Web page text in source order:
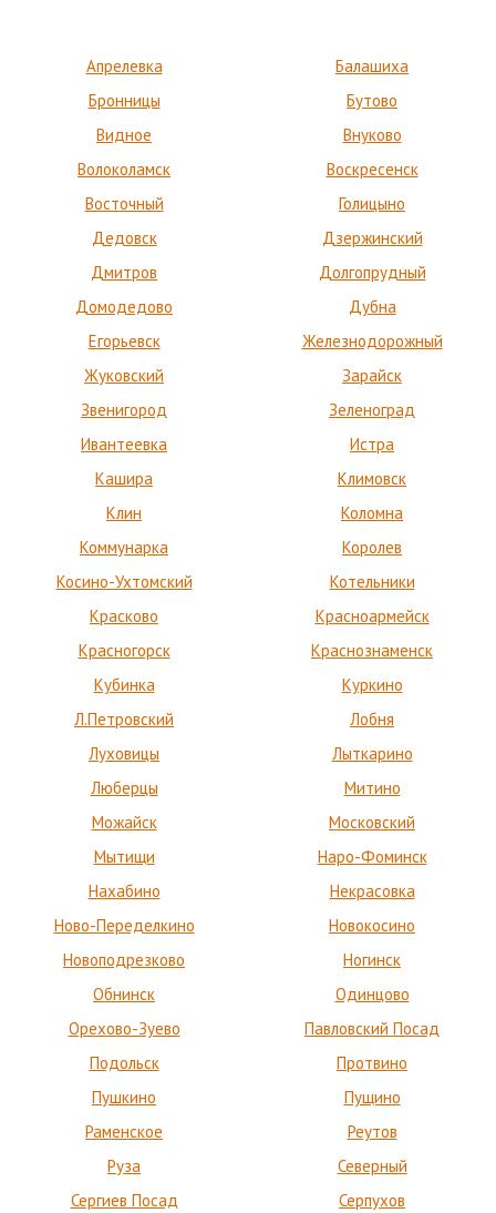
Апрелевка
Балашиха
Бронницы
Бутово
Видное
Внуково
Волоколамск
Воскресенск
Восточный
Голицыно
Дедовск
Дзержинский
Дмитров
Долгопрудный
Домодедово
Дубна
Егорьевск
Железнодорожный
Жуковский
Зарайск
Звенигород
Зеленоград
Ивантеевка
Истра
Кашира
Климовск
Клин
Коломна
Коммунарка
Королев
Косино-Ухтомский
Котельники
Красково
Красноармейск
Красногорск
Краснознаменск
Кубинка
Куркино
Л.Петровский
Лобня
Луховицы
Лыткарино
Люберцы
Митино
Можайск
Московский
Мытищи
Наро-Фоминск
Нахабино
Некрасовка
Ново-Переделкино
Новокосино
Новоподрезково
Ногинск
Обнинск
Одинцово
Орехово-Зуево
Павловский Посад
Подольск
Протвино
Пушкино
Пущино
Раменское
Реутов
Руза
Северный
Сергиев Посад
Серпухов